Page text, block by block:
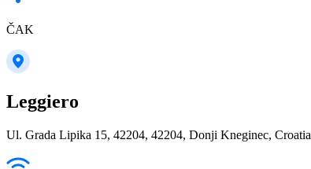
ČAK
Leggiero
Ul. Grada Lipika 15, 42204, 42204, Donji Kneginec, Croatia